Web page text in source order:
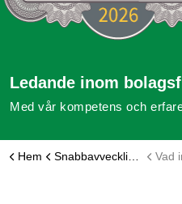
Ledande inom
Med vår kompetens och
Hem Snabbavveckling aktiebolag Vad ingår vid